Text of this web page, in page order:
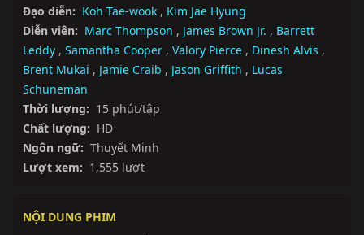
Đạo diễn: Koh Tae-wook , Kim Jae Hyung
Diễn viên: Marc Thompson , James Brown Jr. , Barrett
Leddy , Samantha Cooper , Valory Pierce , Dinesh Alvis ,
Brent Mukai , Jamie Craib , Jason Griffith , Lucas
Schuneman
Thời lượng: 15 phút/tập
Chất lượng: HD
Ngôn ngữ: Thuyết Minh
Lượt xem: 1,555 lượt
NỘI DUNG PHIM